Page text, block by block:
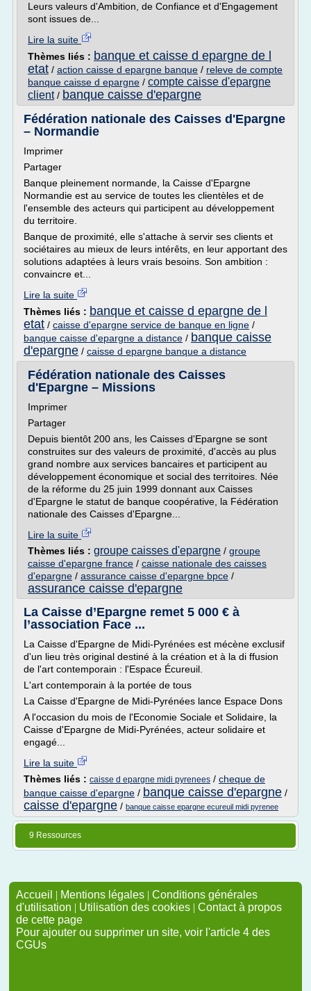
Leurs valeurs d'Ambition, de Confiance et d'Engagement
sont issues de...
Lire la suite
Thèmes liés : banque et caisse d epargne de l
etat / action caisse d epargne banque / releve de compte
banque caisse d epargne / compte caisse d'epargne
client/ banque caisse d'epargne
Fédération nationale des Caisses d'Epargne
– Normandie
Imprimer
Partager
Banque pleinement normande, la Caisse d'Epargne
Normandie est au service de toutes les clientèles et de
l'ensemble des acteurs qui participent au développement
du territoire.
Banque de proximité, elle s'attache à servir ses clients et
sociétaires au mieux de leurs intérêts, en leur apportant des
solutions adaptées à leurs vrais besoins. Son ambition :
convaincre et...
Lire la suite
Thèmes liés : banque et caisse d epargne de l
etat / caisse d'epargne service de banque en ligne /
banque caisse d'epargne a distance / banque caisse
d'epargne / caisse d epargne banque a distance
Fédération nationale des Caisses
d'Epargne – Missions
Imprimer
Partager
Depuis bientôt 200 ans, les Caisses d'Epargne se sont
construites sur des valeurs de proximité, d'accès au plus
grand nombre aux services bancaires et participent au
développement économique et social des territoires. Née
de la réforme du 25 juin 1999 donnant aux Caisses
d'Epargne le statut de banque coopérative, la Fédération
nationale des Caisses d'Epargne...
Lire la suite
Thèmes liés : groupe caisses d'epargne / groupe
caisse d'epargne france / caisse nationale des caisses
d'epargne / assurance caisse d'epargne bpce /
assurance caisse d'epargne
La Caisse d’Epargne remet 5 000 € à
l’association Face ...
La Caisse d'Epargne de Midi-Pyrénées est mécène exclusif
d'un lieu très original destiné à la création et à la di ffusion
de l'art contemporain : l'Espace Écureuil.
L'art contemporain à la portée de tous
La Caisse d'Epargne de Midi-Pyrénées lance Espace Dons
A l'occasion du mois de l'Economie Sociale et Solidaire, la
Caisse d'Epargne de Midi-Pyrénées, acteur solidaire et
engagé...
Lire la suite
Thèmes liés : caisse d epargne midi pyrenees / cheque de
banque caisse d'epargne / banque caisse d'epargne /
caisse d'epargne / banque caisse epargne ecureuil midi pyrenee
9 Ressources
Accueil | Mentions légales | Conditions générales
d'utilisation | Utilisation des cookies | Contact à propos
de cette page
Pour ajouter ou supprimer un site, voir l'article 4 des
CGUs